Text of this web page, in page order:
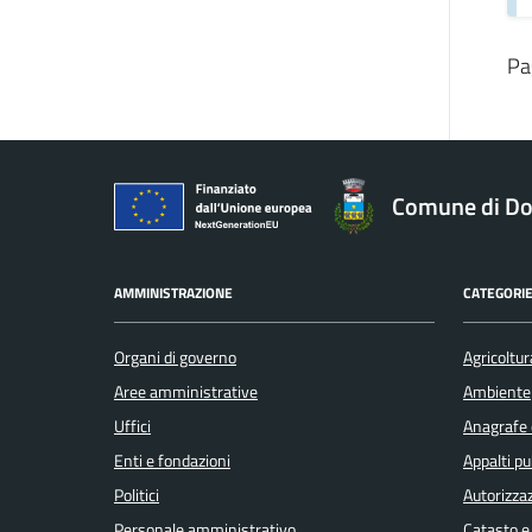
Comune di
AMMINISTRAZIONE
Organi di governo
Aree amministrative
Uffici
Enti e fondazioni
Politici
Ambiente
Appalti